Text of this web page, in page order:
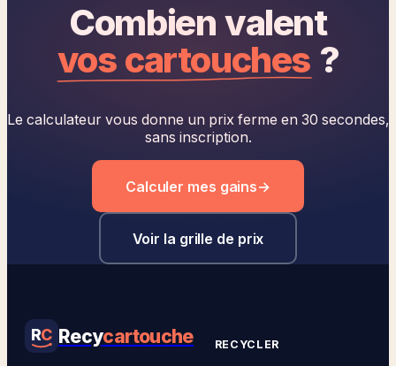
Combien valent
vos cartouches ?
Le calculateur vous donne un prix ferme en 30 secondes,
sans inscription.
Calculer mes gains→
Voir la grille de prix
RC Recycartouche RECYCLER